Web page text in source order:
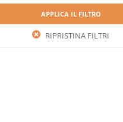
APPLICA IL FILTRO
RIPRISTINA FILTRI